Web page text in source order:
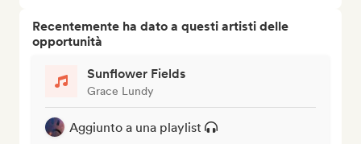
Recentemente ha dato a questi artisti delle
opportunità
Sunflower Fields
Grace Lundy
Aggiunto a una playlist